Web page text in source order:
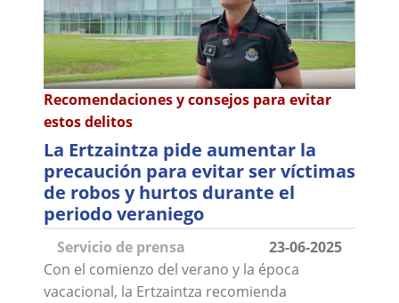
Recomendaciones y consejos para evitar
estos delitos
La Ertzaintza pide aumentar la
precaución para evitar ser víctimas
de robos y hurtos durante el
periodo veraniego
Servicio de prensa
23-06-2025
Con el comienzo del verano y la época
vacacional, la Ertzaintza recomienda